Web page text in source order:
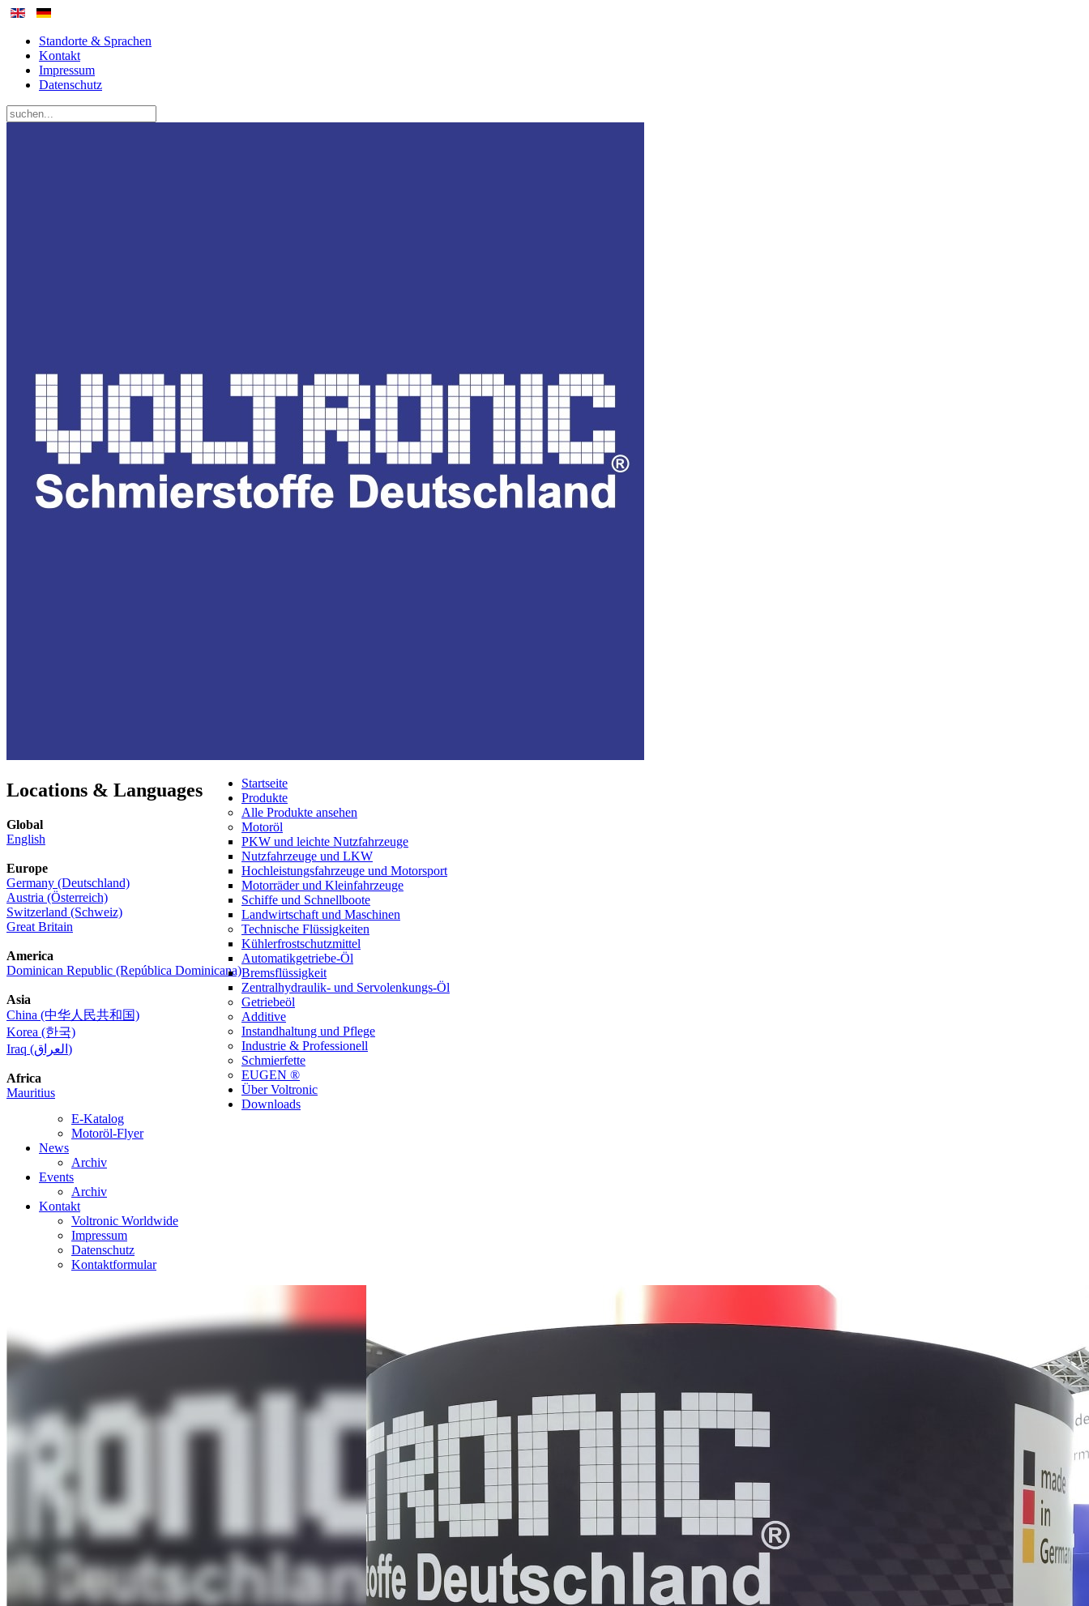
Standorte & Sprachen
Kontakt
Impressum
Datenschutz
Locations & Languages
Global
English
Europe
Germany (Deutschland)
Austria (Österreich)
Switzerland (Schweiz)
Great Britain
America
Dominican Republic (República Dominicana)
Asia
China (中华人民共和国)
Korea (한국)
Iraq (العراق)
Africa
Mauritius
Startseite
Produkte
Alle Produkte ansehen
Motoröl
PKW und leichte Nutzfahrzeuge
Nutzfahrzeuge und LKW
Hochleistungsfahrzeuge und Motorsport
Motorräder und Kleinfahrzeuge
Schiffe und Schnellboote
Landwirtschaft und Maschinen
Technische Flüssigkeiten
Kühlerfrostschutzmittel
Automatikgetriebe-Öl
Bremsflüssigkeit
Zentralhydraulik- und Servolenkungs-Öl
Getriebeöl
Additive
Instandhaltung und Pflege
Industrie & Professionell
Schmierfette
EUGEN ®
Über Voltronic
Downloads
E-Katalog
Motoröl-Flyer
News
Archiv
Events
Archiv
Kontakt
Voltronic Worldwide
Impressum
Datenschutz
Kontaktformular